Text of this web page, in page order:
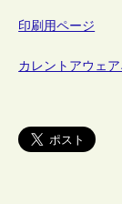
印刷用ページ
カレントアウェ